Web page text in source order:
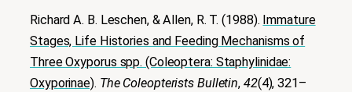
Richard A. B. Leschen, & Allen, R. T. (1988). Immature
Stages, Life Histories and Feeding Mechanisms of
Three Oxyporus spp. (Coleoptera: Staphylinidae:
Oxyporinae). The Coleopterists Bulletin, 42(4), 321–